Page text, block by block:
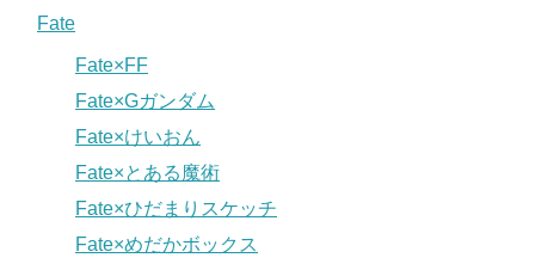
Fate
Fate×FF
Fate×Gガンダム
Fate×けいおん
Fate×とある魔術
Fate×ひだまりスケッチ
Fate×めだかボックス